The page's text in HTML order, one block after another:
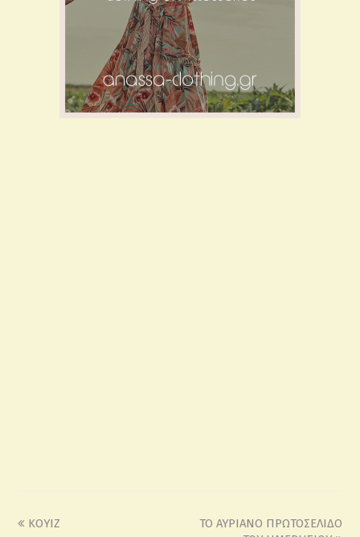
ΚΟΥΙΖ
TO ΑΥΡΙΑΝΟ ΠΡΩΤΟΣΕΛΙΔΟ